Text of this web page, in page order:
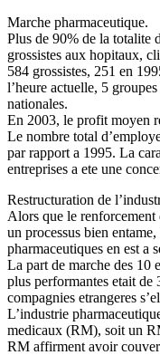
Marche pharmaceutique.
Plus de 90% de la totalite
grossistes aux hopitaux,
584 grossistes, 251 en
l’heure actuelle, 5
nationales.
En 2003, le profit moyen
Le nombre total
par rapport a 1995. La
entreprises a ete une
Restructuration de
Alors que le renforcement
un processus bien
pharmaceutiques en est a
La part de marche des 10
plus performantes etait de
compagnies etrangeres
L’industrie
medicaux (RM), soit un
RM affirment avoir